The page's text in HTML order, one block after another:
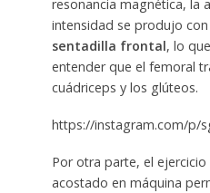
resonancia magnética, la
intensidad se produjo
sentadilla frontal, lo
entender que el femoral
cuádriceps y los glúteos.
https://instagram.com/p/
Por otra parte, el
acostado en máquina